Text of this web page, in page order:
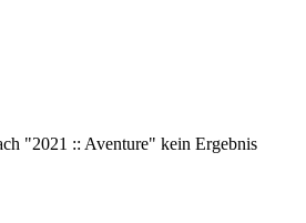
"2021 :: Aventure" kein Ergebnis